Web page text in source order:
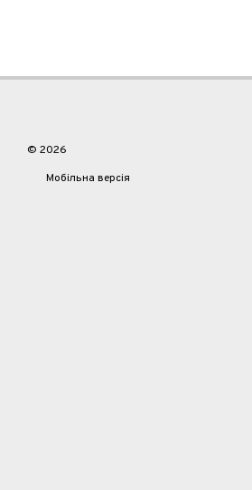
© 2026
Мобільна версія